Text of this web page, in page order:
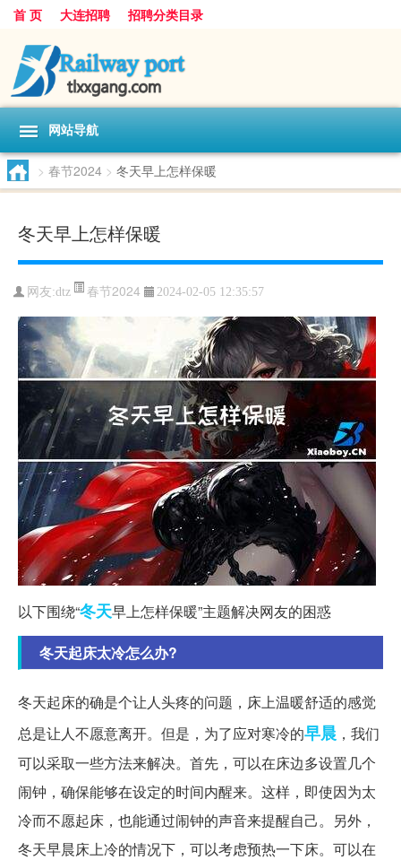
首 页 大连招聘 招聘分类目录
网站导航
> 春节2024 > 冬天早上怎样保暖
冬天早上怎样保暖
网友:dtz 春节2024 2024-02-05 12:35:57
以下围绕“冬天早上怎样保暖”主题解决网友的困惑
冬天起床太冷怎么办?
冬天起床的确是个让人头疼的问题，床上温暖舒适的感觉
总是让人不愿意离开。但是，为了应对寒冷的早晨 ，我们
可以采取一些方法来解决。首先，可以在床边多设置几个
闹钟，确保能够在设定的时间内醒来。这样，即使因为太
冷而不愿起床，也能通过闹钟的声音来提醒自己。另外，
冬天早晨床上冷的情况下，可以考虑预热一下床。可以在